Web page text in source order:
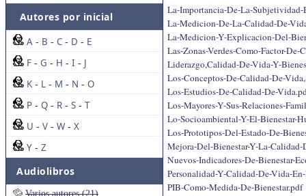
Autores por inicial
A - B - C - D - E
F - G - H - I - J
K - L - M - N - O
P - Q - R - S - T
U - V - W - X
Y - Z
Audiolibros
Varios autores (21)
La-Importancia-De-La-
La-Medicion-De-La-Calidad-De-
La-Medicion-Y-Explicacion-Del-
Las-Zonas-Verdes-Como-Factor-
Liderazgo,Calidad-De-Vida-Y-
Los-Conceptos-De-Calidad-De-
Los-Estudios-De-Calidad-De-
Los-Mayores-Y-Sus-Relaciones-
Lo-Socioambiental-Y-El-Bienestar-
Los-Prototipos-Del-Estado-De-
Mejora-Del-Bienestar-Y-La-Calidad-
Nuevos-Indicadores-De-Bienestar-
Personalidad-Y-Calidad-De-Vida-
PIB-Como-Medida-De-Bienestar.pdf